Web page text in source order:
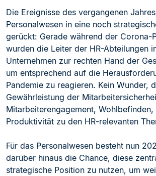
Die Ereignisse des vergangenen
Personalwesen in eine noch
gerückt: Gerade während der Corona-
wurden die Leiter der HR-Abteilungen
Unternehmen zur rechten Hand der
um entsprechend auf die
Pandemie zu reagieren. Kein Wunder,
Gewährleistung der
Mitarbeiterengagement, Wohlbefinden,
Produktivität zu den HR-relevanten
Für das Personalwesen besteht nun
darüber hinaus die Chance, diese
strategische Position zu nutzen, um